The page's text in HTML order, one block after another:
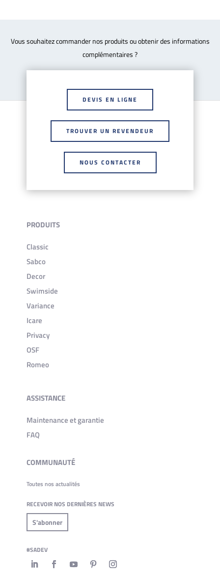
Vous souhaitez commander nos produits ou obtenir des informations
complémentaires ?
DEVIS EN LIGNE
TROUVER UN REVENDEUR
NOUS CONTACTER
PRODUITS
Classic
Sabco
Decor
Swimside
Variance
Icare
Privacy
OSF
Romeo
ASSISTANCE
Maintenance et garantie
FAQ
COMMUNAUTÉ
Toutes nos actualités
RECEVOIR NOS DERNIÈRES NEWS
S'abonner
#SADEV